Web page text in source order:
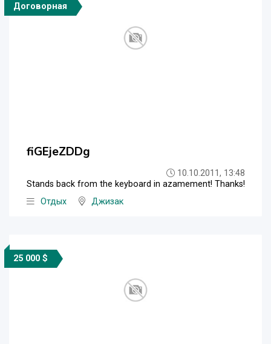
Договорная
fiGEjeZDDg
10.10.2011, 13:48
Stands back from the keyboard in azamement! Thanks!
Отдых
Джизак
25 000 $